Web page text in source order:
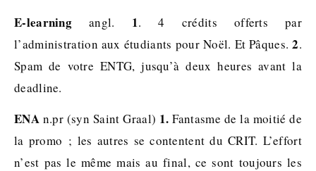
E-learning angl. 1. 4 crédits offerts par
l’administration aux étudiants pour Noël. Et Pâques.2.
Spam de votre ENTG, jusqu’à deux heures avant la
deadline.
ENAn.pr (syn Saint Graal) 1. Fantasme de la moitié de
la promo ; les autres se contentent du CRIT. L’effort
n’est pas le même mais au final, ce sont toujours les